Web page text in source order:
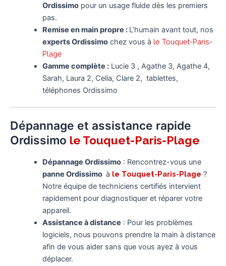
Ordissimopour un usage fluide dès les premiers
pas.
Remise en main propre : L’humain avant tout, nos
experts Ordissimochez vous à le Touquet-Paris-
Plage
Gamme complète :Lucie 3 , Agathe 3, Agathe 4,
Sarah, Laura 2, Celia, Clare 2, tablettes,
téléphones Ordissimo
Dépannage et assistance rapide
Ordissimo le Touquet-Paris-Plage
Dépannage Ordissimo: Rencontrez-vous une
panne Ordissimoà le Touquet-Paris-Plage ?
Notre équipe de techniciens certifiés intervient
rapidement pour diagnostiquer et réparer votre
appareil.
Assistance à distance : Pour les problèmes
logiciels, nous pouvons prendre la main à distance
afin de vous aider sans que vous ayez à vous
déplacer.